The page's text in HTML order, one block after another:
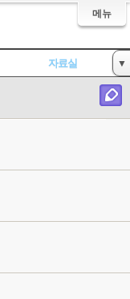
메뉴
자료실 ▼